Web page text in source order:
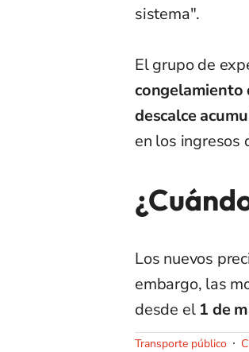
sistema".
El grupo de
congelamiento
descalce
en los ingresos
Los nuevos
embargo, las
desde el 1 de
Transporte público